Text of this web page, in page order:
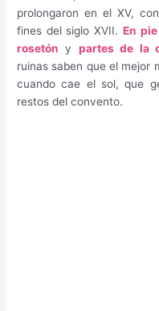
prolongaron en el XV,
fines del siglo XVII. En
rosetón y partes de la
ruinas saben que el mejor
cuando cae el sol, que
restos del convento.